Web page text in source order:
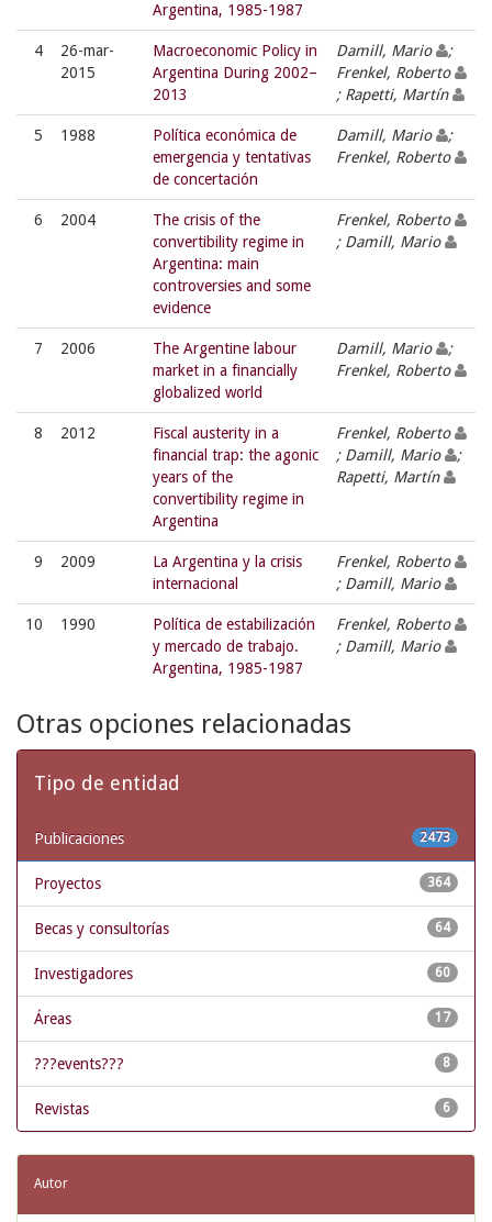
Argentina, 1985-1987
4
26-mar-
2015
Macroeconomic Policy in
Argentina During 2002–
2013
Damill, Mario
;
Frenkel, Roberto
; Rapetti, Martín
5 1988
Política económica de
emergencia y tentativas
de concertación
Damill, Mario
;
Frenkel, Roberto
6 2004
The crisis of the
convertibility regime in
Argentina: main
controversies and some
evidence
Frenkel, Roberto
; Damill, Mario
7 2006
The Argentine labour
market in a financially
globalized world
Damill, Mario
;
Frenkel, Roberto
8 2012
Fiscal austerity in a
financial trap: the agonic
years of the
convertibility regime in
Argentina
Frenkel, Roberto
; Damill, Mario
;
Rapetti, Martín
9 2009
La Argentina y la crisis
internacional
Frenkel, Roberto
; Damill, Mario
10 1990
Política de estabilización
y mercado de trabajo.
Argentina, 1985-1987
Frenkel, Roberto
; Damill, Mario
Otras opciones relacionadas
Tipo de entidad
2473
Publicaciones
364
Proyectos
64
Becas y consultorías
60
Investigadores
17
Áreas
8
???events???
6
Revistas
Autor